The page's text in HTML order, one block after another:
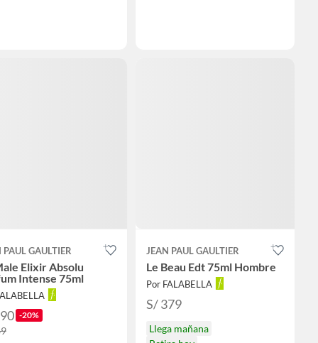
PAUL GAULTIER
Elixir Absolu
Intense 75ml
-20%
JEAN PAUL GAULTIER
Le Beau Edt 75ml Hombre
Por FALABELLA
S/ 379
Llega mañana